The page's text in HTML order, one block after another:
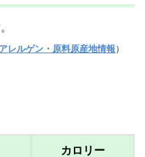
レルゲン・原料原産地情報 ）
カロリー